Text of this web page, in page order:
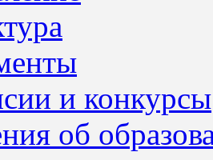
и конкурсы
об